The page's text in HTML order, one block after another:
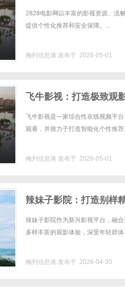
2828电影网以丰富的影视资源、流
提供个性化推荐和安全保障。...
梅列信息港 发布于 2026-05-01
飞牛影视：打造极致观
飞牛影视是一家综合性在线视频平
观看，并致力于打造智能化个性推
梅列信息港 发布于 2026-05-01
辣妹子影院：打造别样
辣妹子影院作为新兴影视平台，融
多样丰富的观影体验，深受年轻群
梅列信息港 发布于 2026-04-30